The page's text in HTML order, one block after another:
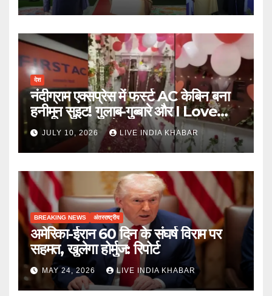
देश
नंदीग्राम एक्सप्रेस में फर्स्ट AC केबिन बना
हनीमून सुइट! गुलाब-गुब्बारे और I Love
You, TTE सस्पेंड
JULY 10, 2026 LIVE INDIA KHABAR
BREAKING NEWS अंतरराष्ट्रीय
अमेरिका-ईरान 60 दिन के संघर्ष विराम पर
सहमत, खुलेगा होर्मुज: रिपोर्ट
MAY 24, 2026 LIVE INDIA KHABAR